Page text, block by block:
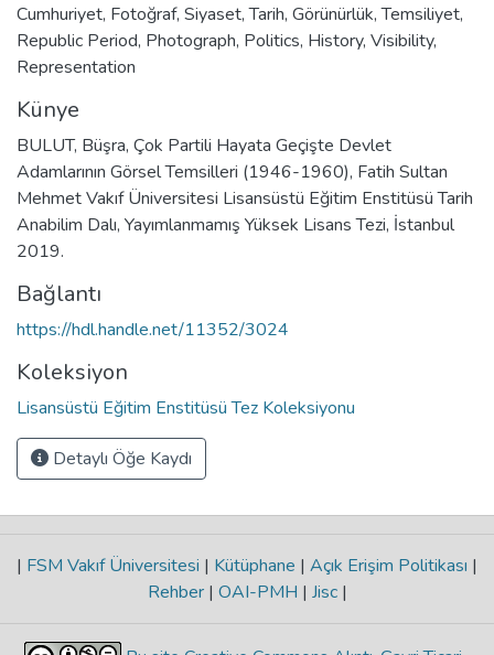
Cumhuriyet, Fotoğraf, Siyaset,Tarih, Görünürlük,Temsiliyet,
Republic Period, Photograph, Politics, History, Visibility,
Representation
Künye
BULUT, Büşra, Çok Partili Hayata Geçişte Devlet
Adamlarının Görsel Temsilleri (1946-1960), Fatih Sultan
Mehmet Vakıf Üniversitesi Lisansüstü Eğitim Enstitüsü Tarih
Anabilim Dalı, Yayımlanmamış Yüksek Lisans Tezi, İstanbul
2019.
Bağlantı
https://hdl.handle.net/11352/3024
Koleksiyon
Lisansüstü Eğitim Enstitüsü Tez Koleksiyonu
Detaylı Öğe Kaydı
| FSM Vakıf Üniversitesi | Kütüphane | Açık Erişim Politikası |
Rehber | OAI-PMH | Jisc |